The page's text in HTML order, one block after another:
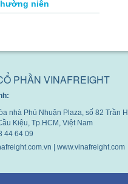
niên
PHẦN VINAFREIGHT
nhà Phú Nhuận Plaza, số 82 Trần
Kiệu, Tp.HCM, Việt Nam
44 64 09
| www.vinafreight.com